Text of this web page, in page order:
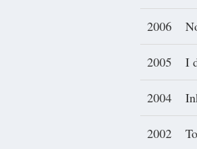
2006
2005 I
2004
2002